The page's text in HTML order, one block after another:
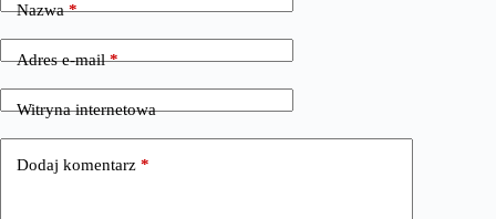
Nazwa*
Adres e-mail*
Witryna internetowa
Dodaj komentarz *